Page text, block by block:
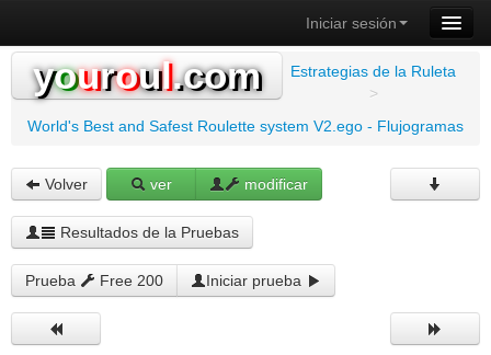
Iniciar sesión
youroul.com
Estrategias de la Ruleta
>
World's Best and Safest Roulette system V2.ego - Flujogramas
Volver ver modificar
Resultados de la Pruebas
Prueba Free 200 Iniciar prueba